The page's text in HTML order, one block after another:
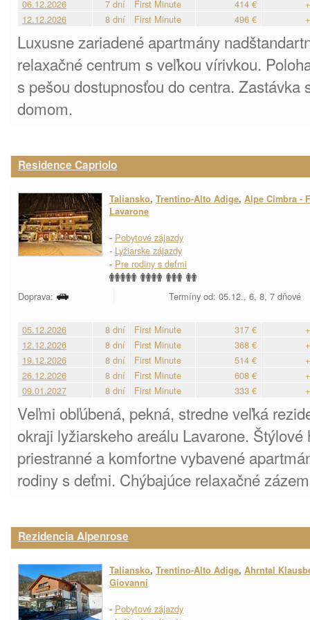
06.12.2026
7 dní First Minute 414 €
12.12.2026
8 dní First Minute 496 €
Luxusne zariadené apartmány
relaxačné centrum s veľkou vírivkou.
s pešou dostupnosťou do centra. Zastávka
domom.
Residence Capriolo
Taliansko, Trentino-Alto Adige, Alpe Cimbra -
Lavarone
- Pobytové zájazdy
- Lyžiarske zájazdy
- Pre rodiny s deťmi
Doprava: Termíny od: 05.12., 6, 8, 7 dňové
05.12.2026 8 dní First Minute 317 €
12.12.2026
8 dní First Minute 368 €
19.12.2026
8 dní First Minute 514 €
26.12.2026
8 dní First Minute 608 €
09.01.2027
8 dní First Minute 333 €
Veľmi obľúbená, pekná, stredne veľká
okraji lyžiarskeho areálu Lavarone. Štýlové
priestranné a komfortne vybavené
rodiny s deťmi. Chýbajúce relaxačné
Rezidencia Alpenrose
Taliansko, Trentino-Alto Adige, Ahrntal
Giovanni
- Pobytové zájazdy